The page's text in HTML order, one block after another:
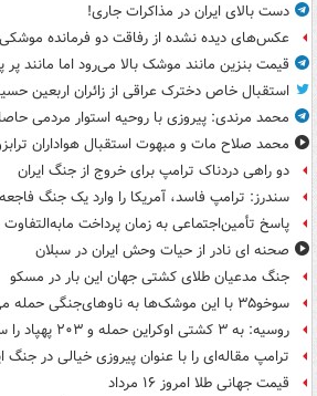
دست بالای ایران در مذاکرات جاری!
عکس‌های دیده نشده از رفاقت دو فرمانده‌ موشکی
قیمت بنزین مانند موشک بالا می‌رود اما مانند پر
استقبال خاص دخترک عراقی از زائران اربعین
محمد مرندی: پیروزی با روحیه استوار مردمی
محمد صلاح مات و مبهوت استقبال هواداران
دو راهی دردناک ترامپ برای خروج از جنگ ایران
سندرز: ترامپ فاسد، آمریکا را وارد یک جنگ
پاسخ تأمین‌اجتماعی به زمان پرداخت
صحنه ای نادر از حیات وحش ایران در سبلان
جنگ مدعیان طلای کشتی جهان این بار در مسکو
سوخو۳۵ با این موشک‌ها به ناوهای‌جنگی حمله می‌کند
روسیه: به ۳ کشتی اوکراین حمله و ۲۰۳ پهپاد را سرنگون کردیم
ترامپ مقاله‌ای را با عنوان پیروزی خیالی در جنگ
قیمت جهانی طلا امروز ۱۶ مرداد